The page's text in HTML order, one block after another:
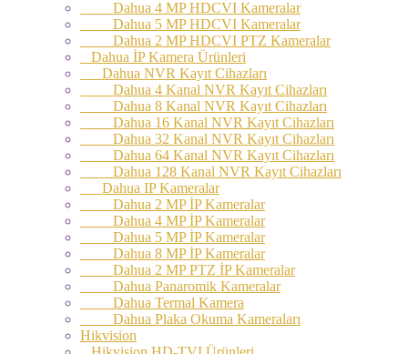
Dahua 4 MP HDCVI Kameralar
Dahua 5 MP HDCVI Kameralar
Dahua 2 MP HDCVI PTZ Kameralar
Dahua İP Kamera Ürünleri
Dahua NVR Kayıt Cihazları
Dahua 4 Kanal NVR Kayıt Cihazları
Dahua 8 Kanal NVR Kayıt Cihazları
Dahua 16 Kanal NVR Kayıt Cihazları
Dahua 32 Kanal NVR Kayıt Cihazları
Dahua 64 Kanal NVR Kayıt Cihazları
Dahua 128 Kanal NVR Kayıt Cihazları
Dahua IP Kameralar
Dahua 2 MP İP Kameralar
Dahua 4 MP İP Kameralar
Dahua 5 MP İP Kameralar
Dahua 8 MP İP Kameralar
Dahua 2 MP PTZ İP Kameralar
Dahua Panaromik Kameralar
Dahua Termal Kamera
Dahua Plaka Okuma Kameraları
Hikvision